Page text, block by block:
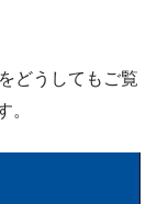
どうしてもご覧
。